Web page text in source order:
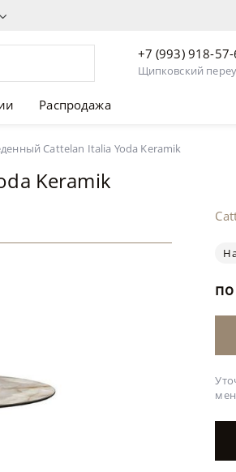
+7 (993) 918-57-
Щипковский
Распродажа
Cattelan Italia Yoda Keramik
Keramik
по